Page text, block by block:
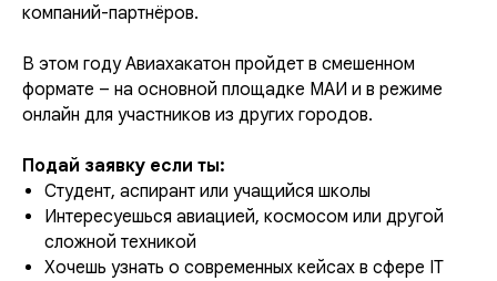
компаний-партнёров.
В этом году Авиахакатон пройдет в смешенном
формате – на основной площадке МАИ и в режиме
онлайн для участников из других городов.
Подай заявку если ты:
Студент, аспирант или учащийся школы
Интересуешься авиацией, космосом или другой
сложной техникой
Хочешь узнать о современных кейсах в сфере IT